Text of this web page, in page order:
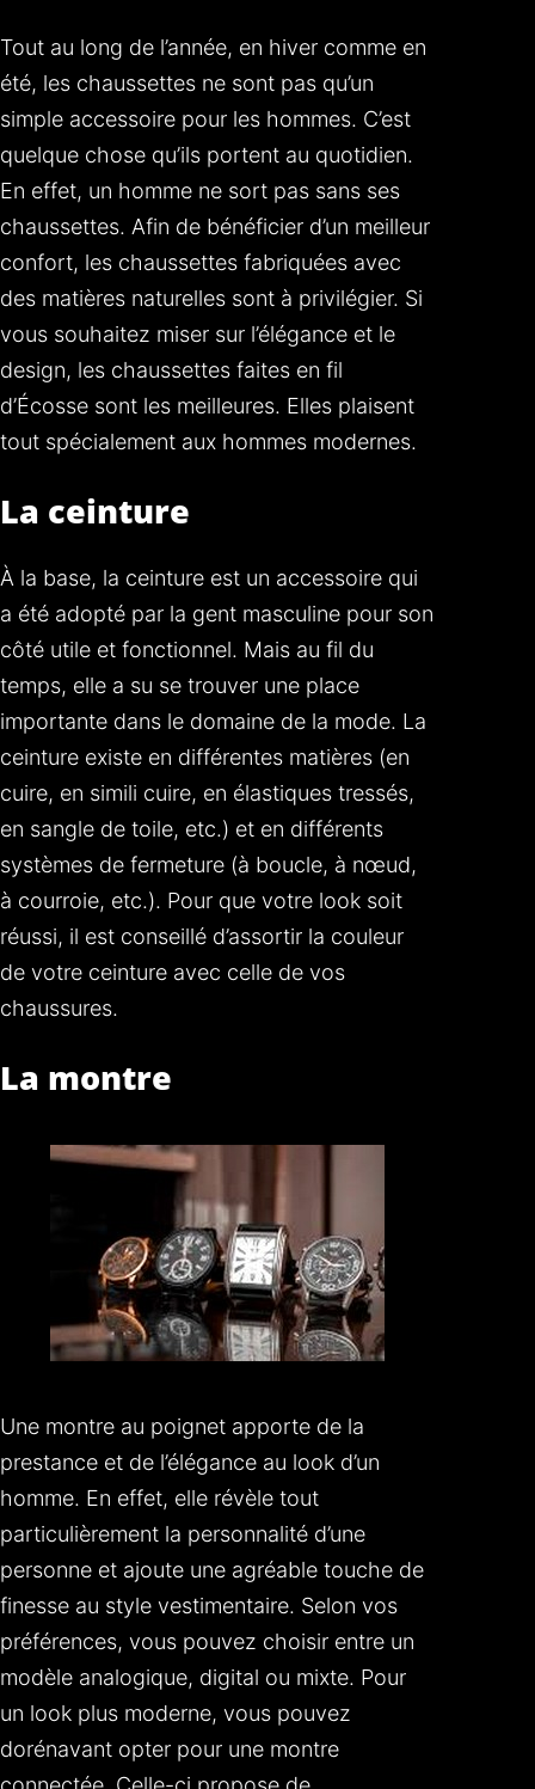
Tout au long de l’année, en hiver comme en
été, les chaussettes ne sont pas qu’un
simple accessoire pour les hommes. C’est
quelque chose qu’ils portent au quotidien.
En effet, un homme ne sort pas sans ses
chaussettes. Afin de bénéficier d’un meilleur
confort, les chaussettes fabriquées avec
des matières naturelles sont à privilégier. Si
vous souhaitez miser sur l’élégance et le
design, les chaussettes faites en fil
d’Écosse sont les meilleures. Elles plaisent
tout spécialement aux hommes modernes.
La ceinture
À la base, la ceinture est un accessoire qui
a été adopté par la gent masculine pour son
côté utile et fonctionnel. Mais au fil du
temps, elle a su se trouver une place
importante dans le domaine de la mode. La
ceinture existe en différentes matières (en
cuire, en simili cuire, en élastiques tressés,
en sangle de toile, etc.) et en différents
systèmes de fermeture (à boucle, à nœud,
à courroie, etc.). Pour que votre look soit
réussi, il est conseillé d’assortir la couleur
de votre ceinture avec celle de vos
chaussures.
La montre
Une montre au poignet apporte de la
prestance et de l’élégance au look d’un
homme. En effet, elle révèle tout
particulièrement la personnalité d’une
personne et ajoute une agréable touche de
finesse au style vestimentaire. Selon vos
préférences, vous pouvez choisir entre un
modèle analogique, digital ou mixte. Pour
un look plus moderne, vous pouvez
dorénavant opter pour une montre